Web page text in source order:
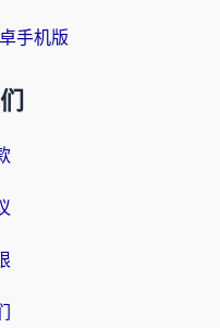
手机版